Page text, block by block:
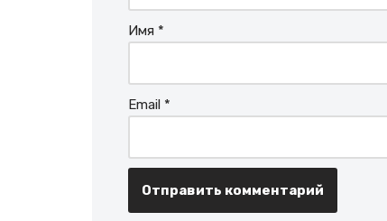
Имя *
Email *